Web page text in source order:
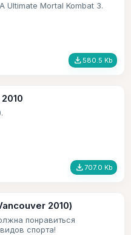
Ultimate Mortal Kombat 3.
file_download 580.5 Kb
file_download707.0 Kb
2010)
понравиться
спорта!